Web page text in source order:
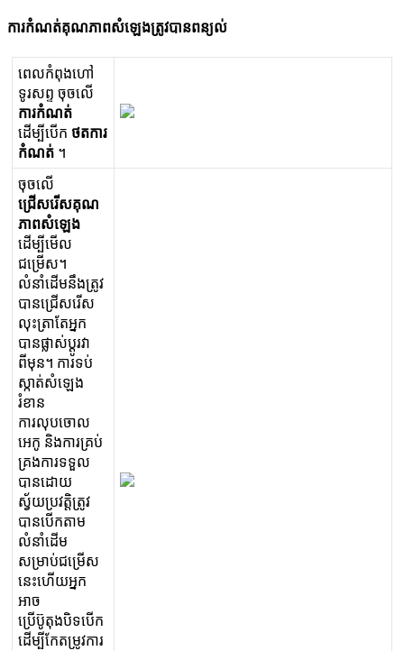
ករកណតគណភពសឡងតវបនពនល
ពលកពងហ
ទរសព ចចល
ករកណត
ដមបក ថតករ
កណត ។
ចចល
ជសរសគណ
ភពសឡង
ដមមល
ជមស។
លនដមនងតវ
បនជសរស
លតតអក
បនផសបរវ
ពមន។ ករទប
សតសឡង
រខន
ករលបចល
អក នងករគប
គងករទទល
បនដយ
សយបវតតវ
បនបកតម
លនដម
សមបជមស
នហយអក
អច
បបតងបទបក
ដមកតមវករ